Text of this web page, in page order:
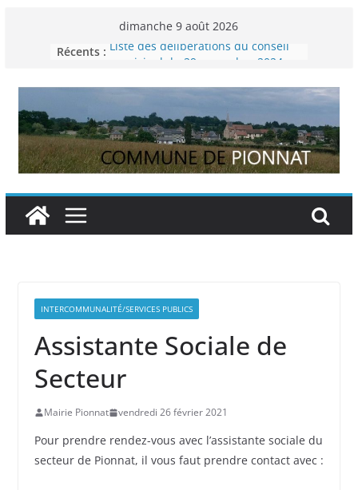
dimanche 9 août 2026
Récents : Liste des délibérations du conseil
Permanence France Lyme
Voyager en Europe pour les jeunes
Enquête INSEE
Liste des délibérations du conseil
municipal en date du 5/12/2024
INTERCOMMUNALITÉ/SERVICES PUBLICS
Assistante Sociale de
Secteur
Mairie Pionnat vendredi 26 février 2021
Pour prendre rendez-vous avec l’assistante sociale du
secteur de Pionnat, il vous faut prendre contact avec :